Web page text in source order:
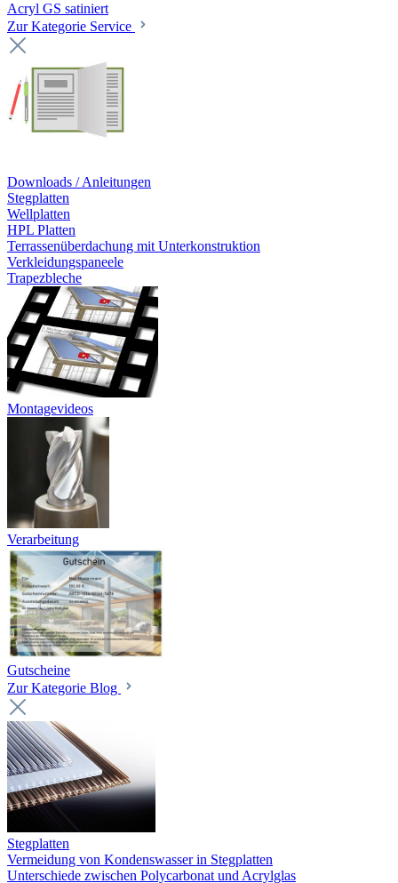
Acryl GS satiniert
Zur Kategorie Service
Downloads / Anleitungen
Stegplatten
Wellplatten
HPL Platten
Terrassenüberdachung mit Unterkonstruktion
Verkleidungspaneele
Trapezbleche
Montagevideos
Verarbeitung
Gutscheine
Zur Kategorie Blog
Stegplatten
Vermeidung von Kondenswasser in Stegplatten
Unterschiede zwischen Polycarbonat und Acrylglas